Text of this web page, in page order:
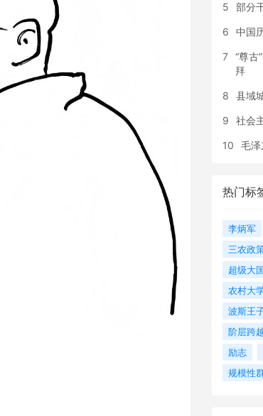
5 部分
6 中国
7 “尊古
拜
8 县域
9 社会
10 毛泽
热门标
李炳军
三农政
超级大
农村大
波斯王
阶层跨
励志
规模性